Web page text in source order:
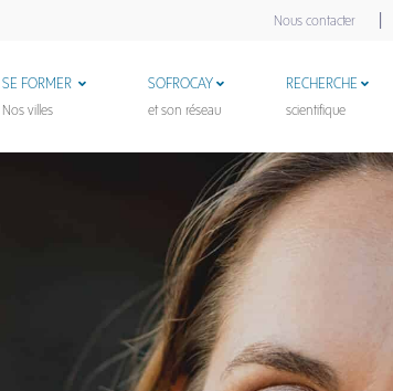
Nous contacter
SE FORMER
Nos villes
SOFROCAY
et son réseau
RECHERCHE
scientifique